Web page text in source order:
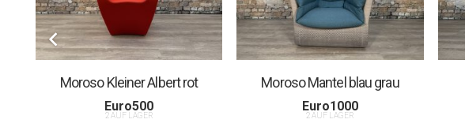
Moroso Kleiner Albert rot
Euro500
2 AUF LAGER
Moroso Mantel blau grau
Euro1000
2 AUF LAGER